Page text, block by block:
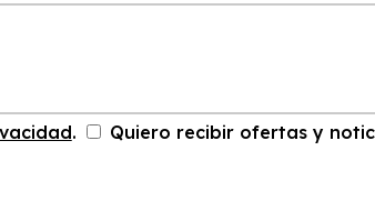
. Quiero recibir ofertas y